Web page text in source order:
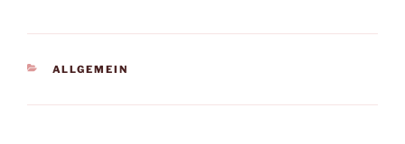
KATEGORIEN
ALLGEMEIN